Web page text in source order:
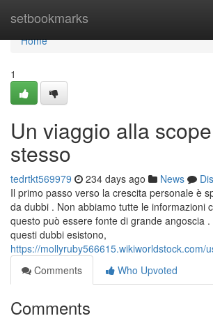
setbookmarks
Home
Home
1
Un viaggio alla
stesso
tedrtkt569979 234 days ago News
Il primo passo verso la crescita personale è
da dubbi . Non abbiamo tutte le informazioni
questo può essere fonte di grande angoscia
questi dubbi esistono,
https://mollyruby566615.wikiworldstock.com/
Comments
Who Upvoted
Comments